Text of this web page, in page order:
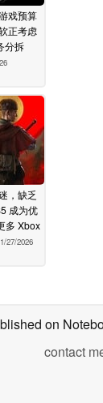
戏预算
正考虑
分拆
，缺乏
成为优
多 Xbox
27/2026
on
contact